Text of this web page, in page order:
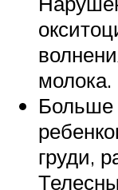
молока.
Больше
груди,